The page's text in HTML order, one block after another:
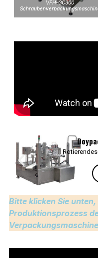
VFH-GC300
Bitte klicken Sie
Produktionsprozess